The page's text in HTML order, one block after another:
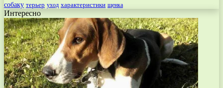
собаку терьер уход характеристики щенка
Интересно